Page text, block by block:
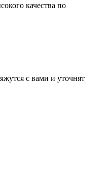
качества по
с вами и уточнят